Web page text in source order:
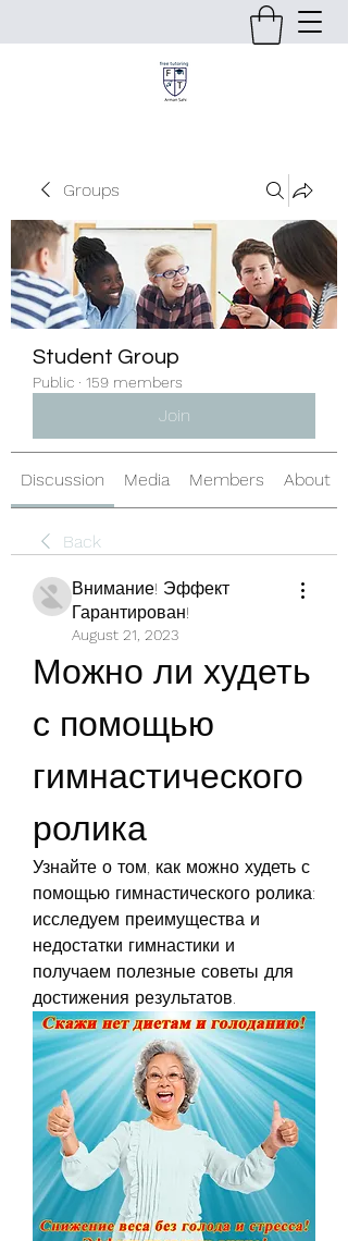
Groups
Student Group
Public · 159 members
Join
Discussion Media Members About
Back
Внимание! Эффект
Гарантирован!
August 21, 2023
Можно ли худеть
с помощью
гимнастического
ролика
Узнайте о том, как можно худеть с
помощью гимнастического ролика:
исследуем преимущества и
недостатки гимнастики и
получаем полезные советы для
достижения результатов.